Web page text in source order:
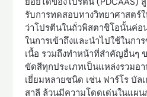
รับการทดสอบทางวิทยาศาสต
ว่าโปรตีนในถั่วพิสตาชิโอนั้นค่อ
ในการเข้าถึงและนำไปใช้ในก
เนื้อ รวมถึงทำหน้าที่สำคัญอื่นๆ
ขัดสีทุกประเภทเป็นแหล่งรวมอ
เยี่ยมหลายชนิด เช่น ฟาร์โร บัล
สาลี ล้วนมีความโดดเด่นในแผ